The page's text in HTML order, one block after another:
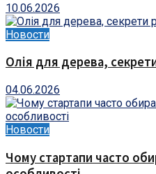
10.06.2026
Новости
Олія для дерева,
04.06.2026
Новости
Чому стартапи часто